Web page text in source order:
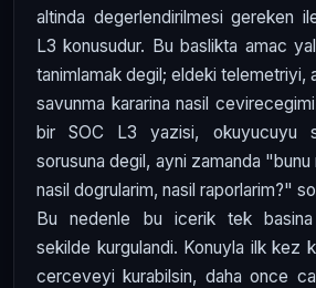
altinda degerlendirilmesi gereken
L3 konusudur. Bu baslikta amac
tanimlamak degil; eldeki telemetriyi,
savunma kararina nasil
bir SOC L3 yazisi, okuyucuyu
sorusuna degil, ayni zamanda "bunu
nasil dogrularim, nasil raporlarim?"
Bu nedenle bu icerik tek basina
sekilde kurgulandi. Konuyla ilk kez
cerceveyi kurabilsin, daha once